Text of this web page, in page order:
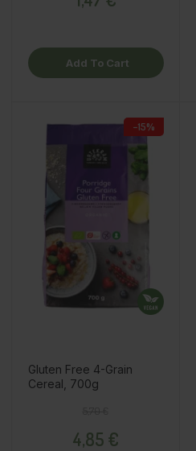
Add To Cart
−15%
Gluten Free 4-Grain
Cereal, 700g
4,85 €